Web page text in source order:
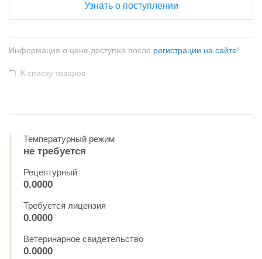
Узнать о поступлении
Информация о цене доступна после регистрации на сайте!
К списку товаров
Температурный режим
не требуется
Рецептурный
0.0000
Требуется лицензия
0.0000
Ветеринарное свидетельство
0.0000